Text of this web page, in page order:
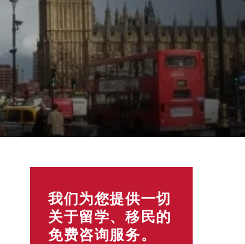
我们为您提供一切
关于留学、移民的
免费咨询服务。